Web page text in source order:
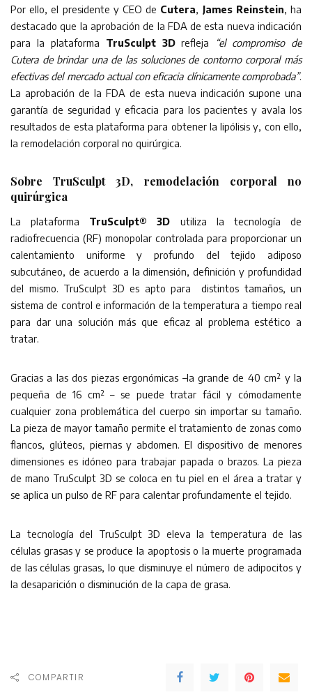
Por ello, el presidente y CEO de Cutera, James Reinstein, ha
destacado que la aprobación de la FDA de esta nueva indicación
para la plataforma TruSculpt 3Drefleja
“el compromiso de
Cutera de brindar una de las soluciones de contorno corporal más
efectivas del mercado actual con eficacia clínicamente comprobada”.
La aprobación de la FDA de esta nueva indicación supone una
garantía de seguridad y eficacia para los pacientes y avala los
resultados de esta plataforma para obtener la lipólisis y, con ello,
la remodelación corporal no quirúrgica.
Sobre TruSculpt 3D, remodelación corporal no
quirúrgica
La plataforma TruSculpt® 3D utiliza la tecnología de
radiofrecuencia (RF) monopolar controlada para proporcionar un
calentamiento uniforme y profundo del tejido adiposo
subcutáneo, de acuerdo a la dimensión, definición y profundidad
del mismo. TruSculpt 3D es apto para distintos tamaños, un
sistema de control e información de la temperatura a tiempo real
para dar una solución más que eficaz al problema estético a
tratar.
Gracias a las dos piezas ergonómicas –la grande de 40 cm² y la
pequeña de 16 cm² – se puede tratar fácil y cómodamente
cualquier zona problemática del cuerpo sin importar su tamaño.
La pieza de mayor tamaño permite el tratamiento de zonas como
flancos, glúteos, piernas y abdomen. El dispositivo de menores
dimensiones es idóneo para trabajar papada o brazos. La pieza
de mano TruSculpt 3D se coloca en tu piel en el área a tratar y
se aplica un pulso de RF para calentar profundamente el tejido.
La tecnología del TruSculpt 3D eleva la temperatura de las
células grasas y se produce la apoptosis o la muerte programada
de las células grasas, lo que disminuye el número de adipocitos y
la desaparición o disminución de la capa de grasa.
COMPARTIR